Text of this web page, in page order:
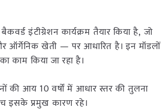
इंटीग्रेशन कार्यक्रम तैयार किया है, जो
ऑर्गेनिक खेती — पर आधारित है। इन मॉडलों
काम किया जा रहा है।
की आय 10 वर्षों में आधार स्तर की तुलना
इसके प्रमुख कारण रहे।